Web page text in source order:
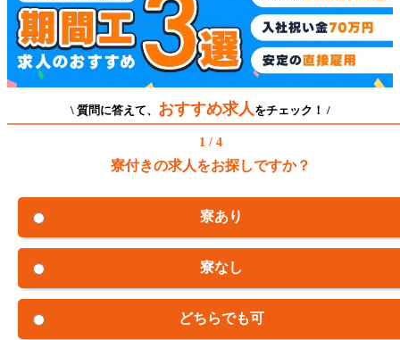
\ 質問に答えて、 おすすめ求人 をチェック！ /
1 / 4
寮付きの求人をお探しですか？
寮あり
寮なし
どちらでも可